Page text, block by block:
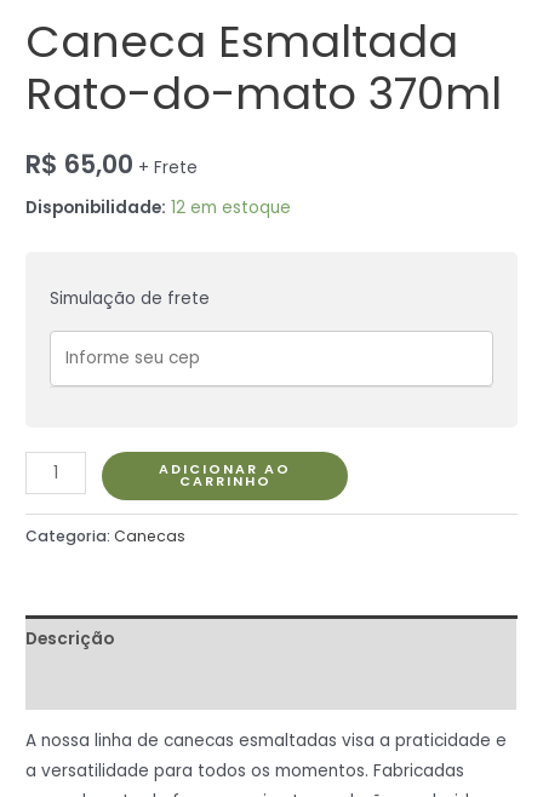
Caneca Esmaltada
Rato-do-mato 370ml
R$ 65,00 + Frete
Disponibilidade: 12 em estoque
Simulação de frete
ADICIONAR AO
CARRINHO
Categoria:Canecas
Descrição
A nossa linha de canecas esmaltadas visa a praticidade e
a versatilidade para todos os momentos. Fabricadas